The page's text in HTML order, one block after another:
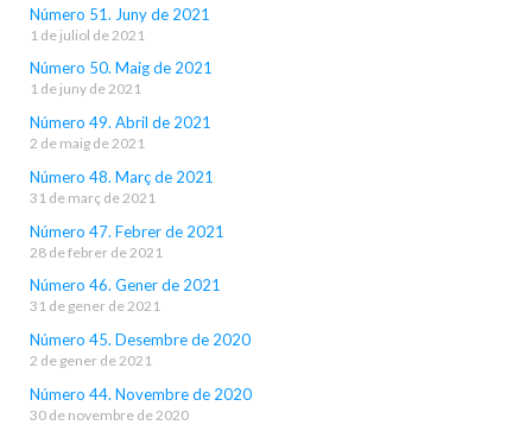
Número 51. Juny de 2021
1 de juliol de 2021
Número 50. Maig de 2021
1 de juny de 2021
Número 49. Abril de 2021
2 de maig de 2021
Número 48. Març de 2021
31 de març de 2021
Número 47. Febrer de 2021
28 de febrer de 2021
Número 46. Gener de 2021
31 de gener de 2021
Número 45. Desembre de 2020
2 de gener de 2021
Número 44. Novembre de 2020
30 de novembre de 2020